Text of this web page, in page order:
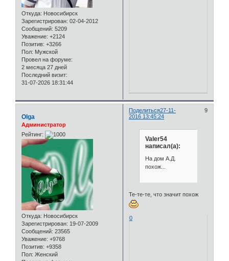
Откуда: Новосибирск
Зарегистрирован: 02-04-2012
Сообщений: 5209
Уважение: +2124
Позитив: +3266
Пол: Мужской
Провел на форуме:
2 месяца 27 дней
Последний визит:
31-07-2026 18:31:44
Поделиться 9
27-11-
2016 13:45:24
Olga
Администратор
Рейтинг:
Откуда: Новосибирск
Зарегистрирован: 19-07-2009
Сообщений: 23565
Уважение: +9768
Позитив: +9358
Пол: Женский
Valer54
написал(а):
На дом А.Д.
похож...
Те-те-те, что значит похож
0